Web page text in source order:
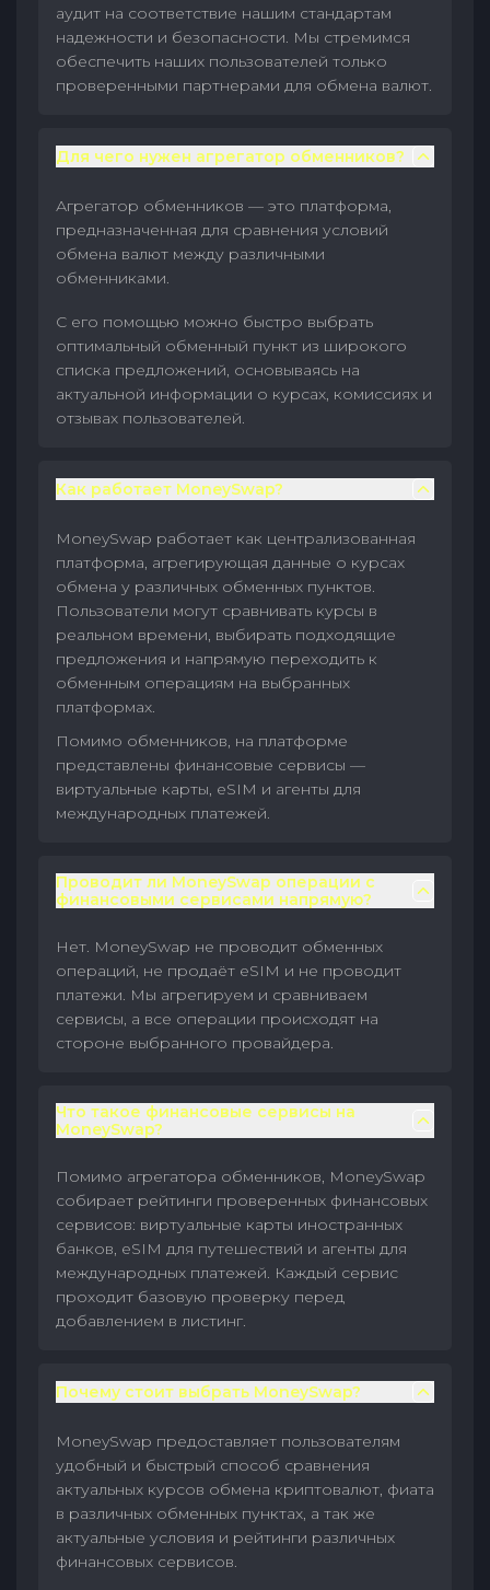
аудит на соответствие нашим стандартам
надежности и безопасности. Мы стремимся
обеспечить наших пользователей только
проверенными партнерами для обмена валют.
Для чего нужен агрегатор обменников?
Агрегатор обменников — это платформа,
предназначенная для сравнения условий
обмена валют между различными
обменниками.
С его помощью можно быстро выбрать
оптимальный обменный пункт из широкого
списка предложений, основываясь на
актуальной информации о курсах, комиссиях и
отзывах пользователей.
Как работает MoneySwap?
MoneySwap работает как централизованная
платформа, агрегирующая данные о курсах
обмена у различных обменных пунктов.
Пользователи могут сравнивать курсы в
реальном времени, выбирать подходящие
предложения и напрямую переходить к
обменным операциям на выбранных
платформах.
Помимо обменников, на платформе
представлены финансовые сервисы —
виртуальные карты, eSIM и агенты для
международных платежей.
Проводит ли MoneySwap операции с
финансовыми сервисами напрямую?
Нет. MoneySwap не проводит обменных
операций, не продаёт eSIM и не проводит
платежи. Мы агрегируем и сравниваем
сервисы, а все операции происходят на
стороне выбранного провайдера.
Что такое финансовые сервисы на
MoneySwap?
Помимо агрегатора обменников, MoneySwap
собирает рейтинги проверенных финансовых
сервисов: виртуальные карты иностранных
банков, eSIM для путешествий и агенты для
международных платежей. Каждый сервис
проходит базовую проверку перед
добавлением в листинг.
Почему стоит выбрать MoneySwap?
MoneySwap предоставляет пользователям
удобный и быстрый способ сравнения
актуальных курсов обмена криптовалют, фиата
в различных обменных пунктах, а так же
актуальные условия и рейтинги различных
финансовых сервисов.